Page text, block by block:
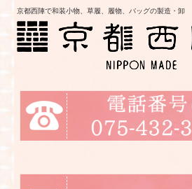
ホーム
商品作りのこだわり
バッグ
京都西陣で和装小物、草履、履物、バッグの製造・卸